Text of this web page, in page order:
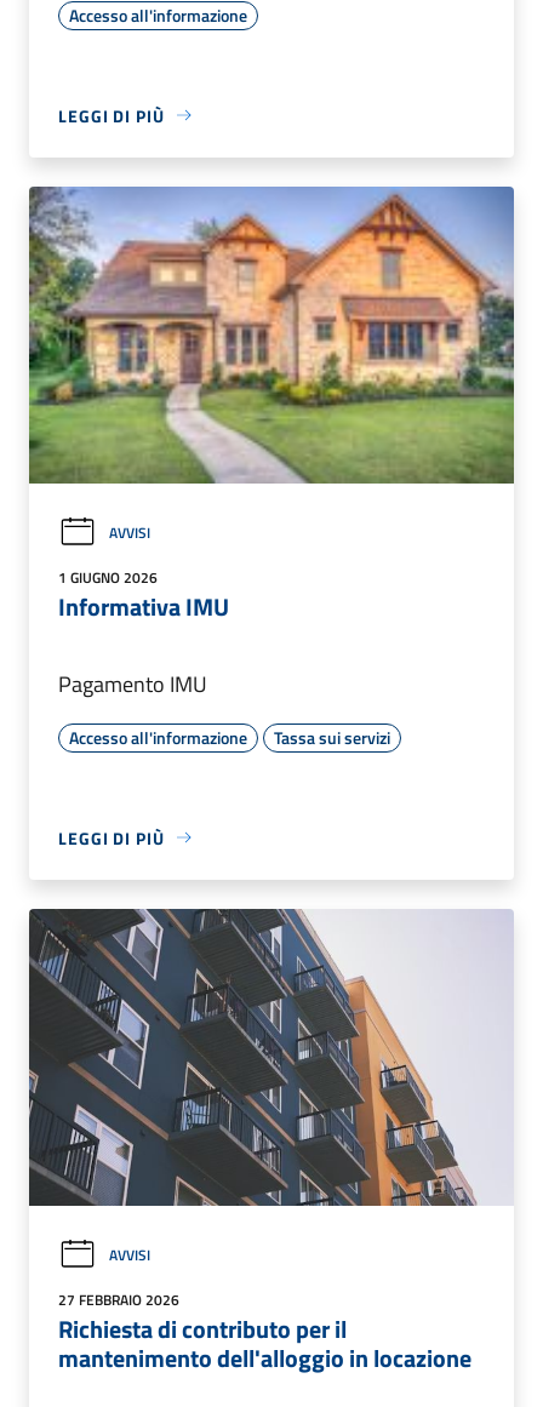
Accesso all'informazione
LEGGI DI PIÙ
AVVISI
1 GIUGNO 2026
Informativa IMU
Pagamento IMU
Accesso all'informazione Tassa sui servizi
LEGGI DI PIÙ
AVVISI
27 FEBBRAIO 2026
Richiesta di contributo per il
mantenimento dell'alloggio in locazione